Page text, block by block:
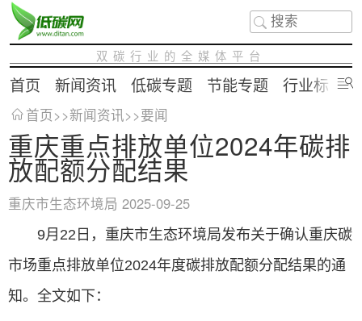
双碳行业的全媒体平台
首页 新闻资讯 低碳专题 节能专题 行业标准
首页>>新闻资讯>>要闻
重庆重点排放单位2024年碳排
放配额分配结果
重庆市生态环境局 2025-09-25
9月22日，重庆市生态环境局发布关于确认重庆碳
市场重点排放单位2024年度碳排放配额分配结果的通
知。全文如下：